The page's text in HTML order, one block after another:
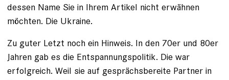
dessen Name Sie in Ihrem Artikel nicht erwähnen
möchten. Die Ukraine.
Zu guter Letzt noch ein Hinweis. In den 70er und 80er
Jahren gab es die Entspannungspolitik. Die war
erfolgreich. Weil sie auf gesprächsbereite Partner in